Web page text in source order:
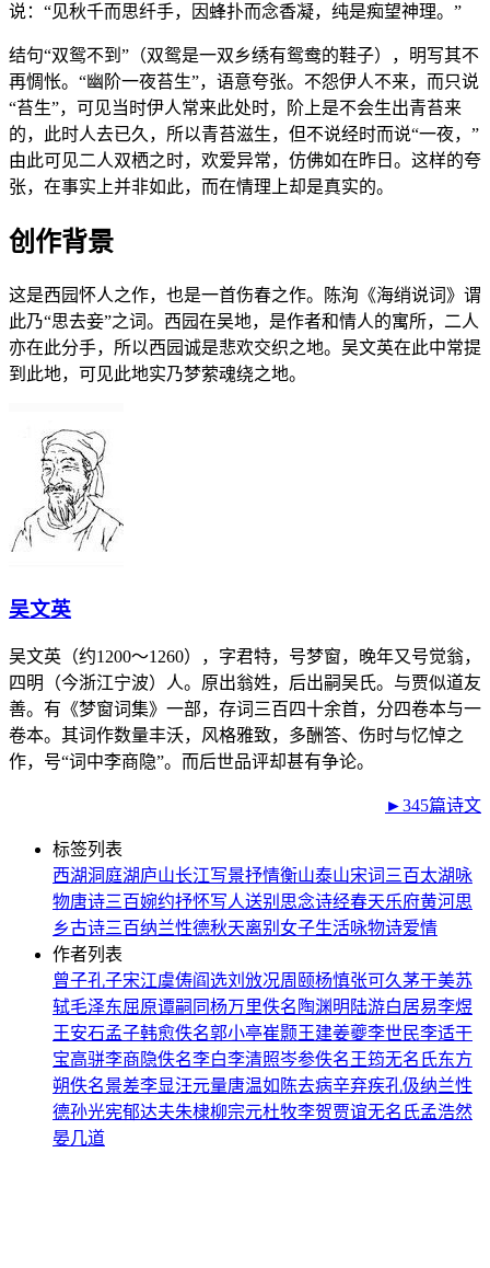
说：“见秋千而思纤手，因蜂扑而念香凝，纯是痴望神理。”
结句“双鸳不到”（双鸳是一双乡绣有鸳鸯的鞋子），明写其不
再惆怅。“幽阶一夜苔生”，语意夸张。不怨伊人不来，而只说
“苔生”，可见当时伊人常来此处时，阶上是不会生出青苔来
的，此时人去已久，所以青苔滋生，但不说经时而说“一夜，”
由此可见二人双栖之时，欢爱异常，仿佛如在昨日。这样的夸
张，在事实上并非如此，而在情理上却是真实的。
创作背景
这是西园怀人之作，也是一首伤春之作。陈洵《海绡说词》谓
此乃“思去妾”之词。西园在吴地，是作者和情人的寓所，二人
亦在此分手，所以西园诚是悲欢交织之地。吴文英在此中常提
到此地，可见此地实乃梦萦魂绕之地。
吴文英
吴文英（约1200～1260），字君特，号梦窗，晚年又号觉翁，
四明（今浙江宁波）人。原出翁姓，后出嗣吴氏。与贾似道友
善。有《梦窗词集》一部，存词三百四十余首，分四卷本与一
卷本。其词作数量丰沃，风格雅致，多酬答、伤时与忆悼之
作，号“词中李商隐”。而后世品评却甚有争论。
►345篇诗文
标签列表
西湖洞庭湖庐山长江写景抒情衡山泰山宋词三百太湖 咏
物唐诗三百婉约抒怀写人送别 思念诗经春天乐府黄河思
乡古诗三百纳兰性德秋天离别 女子生活咏物诗爱情
作者列表
曾子孔子宋江虞俦阎选刘攽况周颐杨慎张可久茅于美苏
轼毛泽东屈原谭嗣同杨万里佚名 陶渊明 陆游白居易李煜
王安石孟子韩愈佚名郭小亭崔颢王建姜夔李世民李适干
宝高骈李商隐佚名李白李清照岑参佚名 王筠无名氏东方
朔佚名景差李显汪元量唐温如 陈去病辛弃疾孔伋纳兰性
德孙光宪郁达夫朱棣柳宗元杜牧李贺贾谊无名氏孟浩然
晏几道